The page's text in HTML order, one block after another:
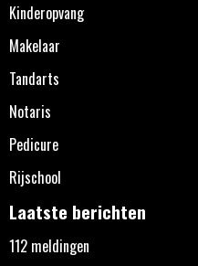
Kinderopvang
Makelaar
Tandarts
Notaris
Pedicure
Rijschool
Laatste berichten
112 meldingen